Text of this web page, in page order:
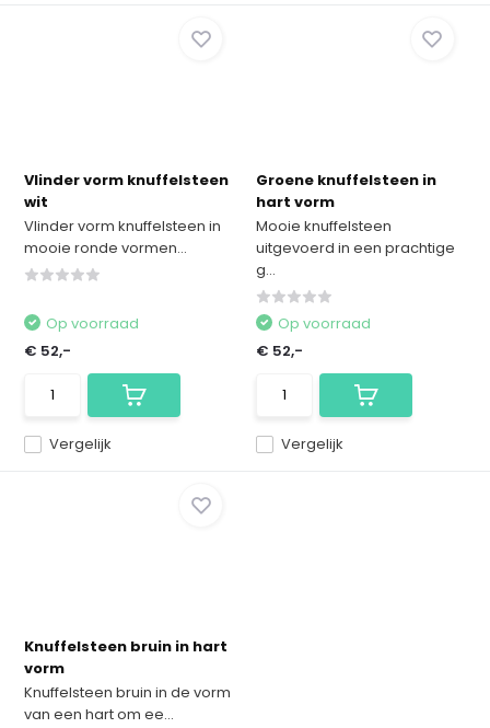
Vlinder vorm knuffelsteen
wit
Vlinder vorm knuffelsteen in
mooie ronde vormen...
Vergelijk
Op voorraad
€ 52,-
Groene knuffelsteen in
hart vorm
Mooie knuffelsteen
uitgevoerd in een prachtige
g...
Vergelijk
Op voorraad
€ 52,-
Knuffelsteen bruin in hart
vorm
Knuffelsteen bruin in de vorm
van een hart om ee...